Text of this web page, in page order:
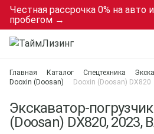
Честная рассрочка 0% на авто
пробегом →
Главная Каталог Спецтехника
Dooxin (Doosan)
Dooxin (Doosan) DX820
Экскаватор-
(Doosan) DX820, 2023,